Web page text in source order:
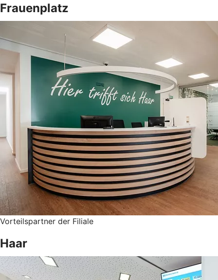
Frauenplatz
Vorteilspartner der Filiale
Haar